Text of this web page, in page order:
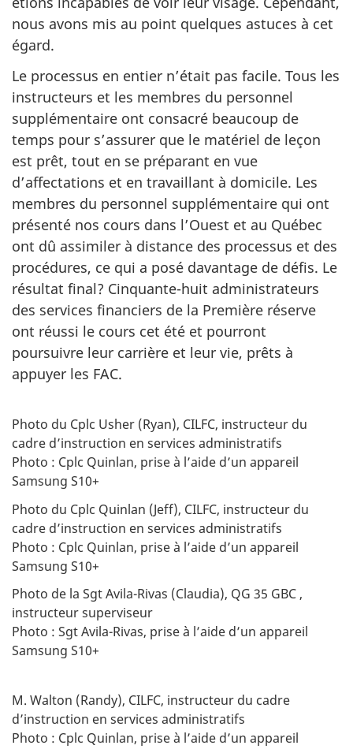
nous avons mis au point quelques astuces à cet
égard.
Le processus en entier n’était pas facile. Tous les
instructeurs et les membres du personnel
supplémentaire ont consacré beaucoup de
temps pour s’assurer que le matériel de leçon
est prêt, tout en se préparant en vue
d’affectations et en travaillant à domicile. Les
membres du personnel supplémentaire qui ont
présenté nos cours dans l’Ouest et au Québec
ont dû assimiler à distance des processus et des
procédures, ce qui a posé davantage de défis. Le
résultat final? Cinquante-huit administrateurs
des services financiers de la Première réserve
ont réussi le cours cet été et pourront
poursuivre leur carrière et leur vie, prêts à
appuyer les FAC.
Photo du Cplc Usher (Ryan), CILFC, instructeur du
cadre d’instruction en services administratifs
Photo : Cplc Quinlan, prise à l’aide d’un appareil
Samsung S10+
Photo du Cplc Quinlan (Jeff), CILFC, instructeur du
cadre d’instruction en services administratifs
Photo : Cplc Quinlan, prise à l’aide d’un appareil
Samsung S10+
Photo de la Sgt Avila-Rivas (Claudia), QG 35 GBC ,
instructeur superviseur
Photo : Sgt Avila-Rivas, prise à l’aide d’un appareil
Samsung S10+
M. Walton (Randy), CILFC, instructeur du cadre
d’instruction en services administratifs
Photo : Cplc Quinlan, prise à l’aide d’un appareil